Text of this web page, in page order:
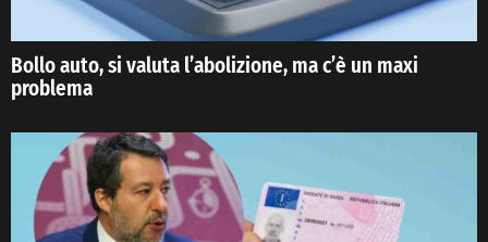
Bollo auto, si valuta l’abolizione, ma c’è un maxi
problema